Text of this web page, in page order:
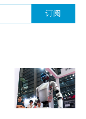
订阅